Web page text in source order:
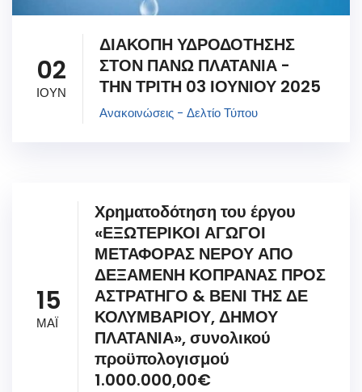
02
ΙΟΥΝ
ΔΙΑΚΟΠΗ ΥΔΡΟΔΟΤΗΣΗΣ
ΣΤΟΝ ΠΑΝΩ ΠΛΑΤΑΝΙΑ -
ΤΗΝ ΤΡΙΤΗ 03 ΙΟΥΝΙΟΥ 2025
Ανακοινώσεις - Δελτίο Τύπου
15
ΜΑΪ
Χρηματοδότηση του έργου
«ΕΞΩΤΕΡΙΚΟΙ ΑΓΩΓΟΙ
ΜΕΤΑΦΟΡΑΣ ΝΕΡΟΥ ΑΠΟ
ΔΕΞΑΜΕΝΗ ΚΟΠΡΑΝΑΣ ΠΡΟΣ
ΑΣΤΡΑΤΗΓΟ & ΒΕΝΙ ΤΗΣ ΔΕ
ΚΟΛΥΜΒΑΡΙΟΥ, ΔΗΜΟΥ
ΠΛΑΤΑΝΙΑ», συνολικού
προϋπολογισμού
1.000.000,00€